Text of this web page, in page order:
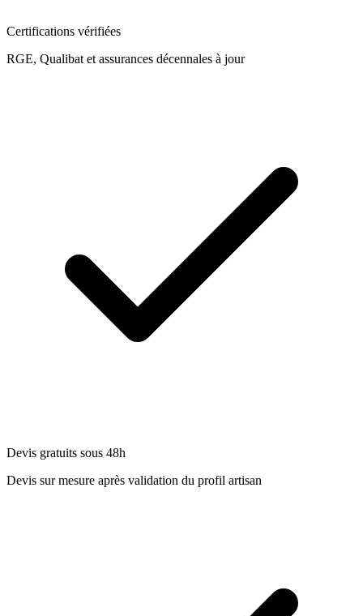
Certifications vérifiées
RGE, Qualibat et assurances décennales à jour
Devis gratuits sous 48h
Devis sur mesure après validation du profil artisan